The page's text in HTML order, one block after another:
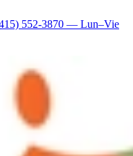
552-3870 — Lun–Vie